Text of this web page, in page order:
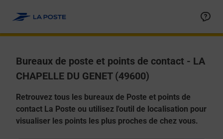
Bureaux de poste et points de contact - LA
CHAPELLE DU GENET (49600)
Retrouvez tous les bureaux de Poste et points de
contact La Poste ou utilisez l'outil de localisation pour
visualiser les points les plus proches de chez vous.